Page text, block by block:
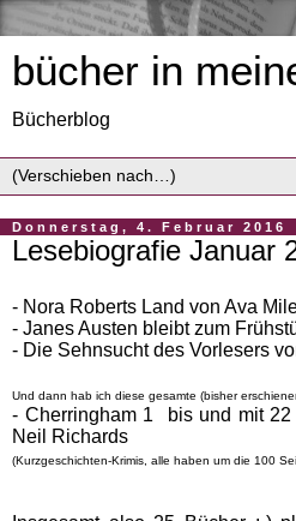
bücher in
Bücherblog
Donnerstag, 4. Februar 2016
Lesebiografie Januar
- Nora Roberts Land von Ava
- Janes Austen bleibt zum
- Die Sehnsucht des Vorlesers
Und dann hab ich diese gesamte (bisher
- Cherringham 1 bis und mit 22
Neil Richards
(Kurzgeschichten-Krimis, alle haben um die 100